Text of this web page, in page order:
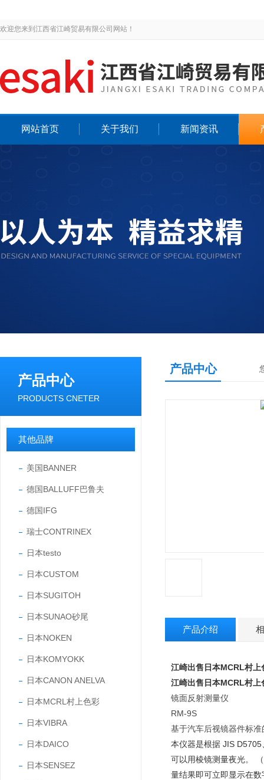
欢迎您来到江西省江崎贸易有限公司网站！
网站首页 关于我们 新闻资讯
产品中心
PRODUCTS CNETER
其他品牌
美国BANNER
德国BALLUFF巴鲁夫
德国IFG
瑞士CONTRINEX
日本testo
日本CUSTOM
日本SUGITOH
日本SUNAO砂尾
日本NOKEN
日本KOMYOKK
日本CANON ANELVA
日本MCRL村上色彩
日本VIBRA
日本DAICO
日本SENSEZ
产品中心
产品介绍
江崎出售日本MCRL村上
江崎出售日本MCRL村上
镜面反射测量仪
RM-9S
基于汽车后视镜器件标
本仪器是根据 JIS
可以用棱镜测量夜光。
量结果即可立即显示在